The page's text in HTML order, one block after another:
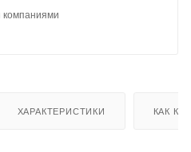
компаниями
ХАРАКТЕРИСТИКИ КАК